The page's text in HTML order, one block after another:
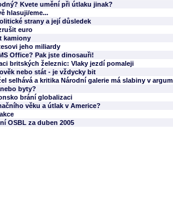
Kvete umění při útlaku jinak?
hlasuji/eme...
strany a její důsledek
euro
kamiony
jeho miliardy
Office? Pak jste dinosauři!
britských železnic: Vlaky jezdí pomaleji
nebo stát - je vždycky bit
selhává a kritika Národní galerie má slabiny v
byty?
brání globalizaci
věku a útlak v Americe?
OSBL za duben 2005